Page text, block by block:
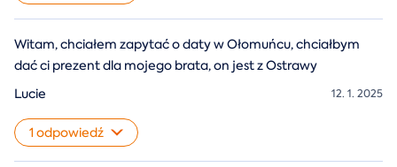
Witam, chciałem zapytać o daty w Ołomuńcu, chciałbym
dać ci prezent dla mojego brata, on jest z Ostrawy
12. 1. 2025
Lucie
1 odpowiedź